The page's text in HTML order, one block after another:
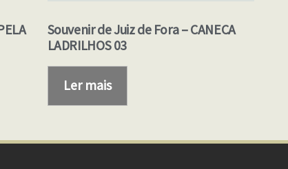
Souvenir de Juiz de Fora – CANECA
LADRILHOS 03
Ler mais